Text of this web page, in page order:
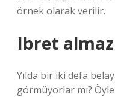
örnek olarak verilir.
Ibret
Yılda bir iki defa
görmüyorlar mı?